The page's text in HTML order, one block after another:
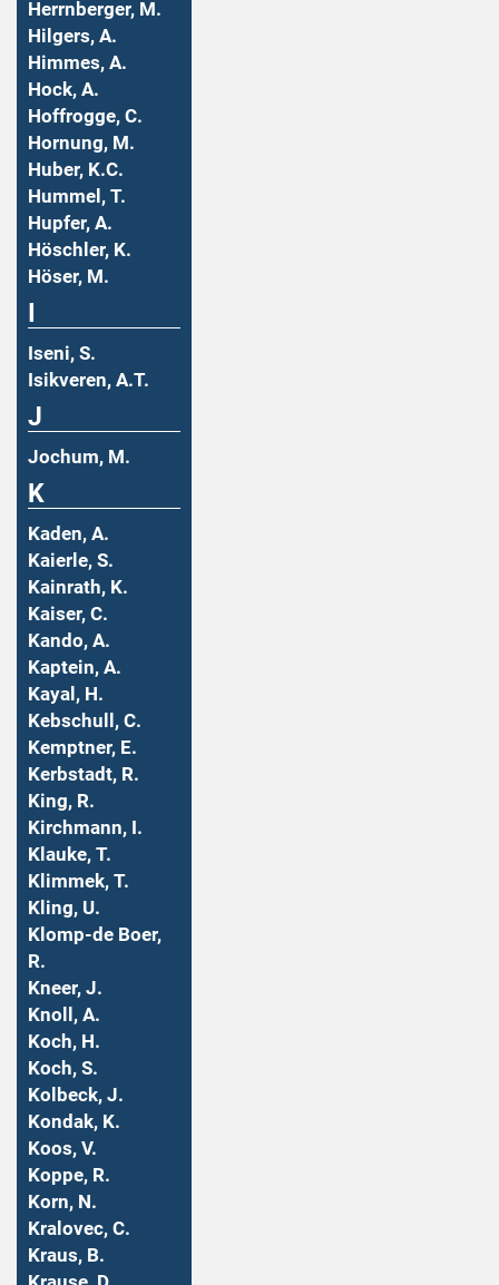
Herrnberger, M.
Hilgers, A.
Himmes, A.
Hock, A.
Hoffrogge, C.
Hornung, M.
Huber, K.C.
Hummel, T.
Hupfer, A.
Höschler, K.
Höser, M.
Iseni, S.
Isikveren, A.T.
J
Jochum, M.
K
Kaden, A.
Kaierle, S.
Kainrath, K.
Kaiser, C.
Kando, A.
Kaptein, A.
Kayal, H.
Kebschull, C.
Kemptner, E.
Kerbstadt, R.
King, R.
Kirchmann, I.
Klauke, T.
Klimmek, T.
Kling, U.
Klomp-de Boer,
R.
Kneer, J.
Knoll, A.
Koch, H.
Koch, S.
Kolbeck, J.
Kondak, K.
Koos, V.
Koppe, R.
Korn, N.
Kralovec, C.
Kraus, B.